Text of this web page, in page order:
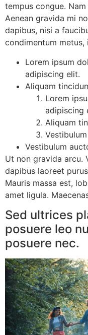
tempus congue.
Aenean gravida mi
dapibus, nisi a
condimentum
Lorem ipsum
adipiscing elit.
Aliquam
Lorem
adipiscing
Aliquam
Vestibulum
Ut non gravida arcu.
dapibus laoreet
Mauris massa est,
amet ligula.
Sed ultrices
posuere leo
posuere nec.